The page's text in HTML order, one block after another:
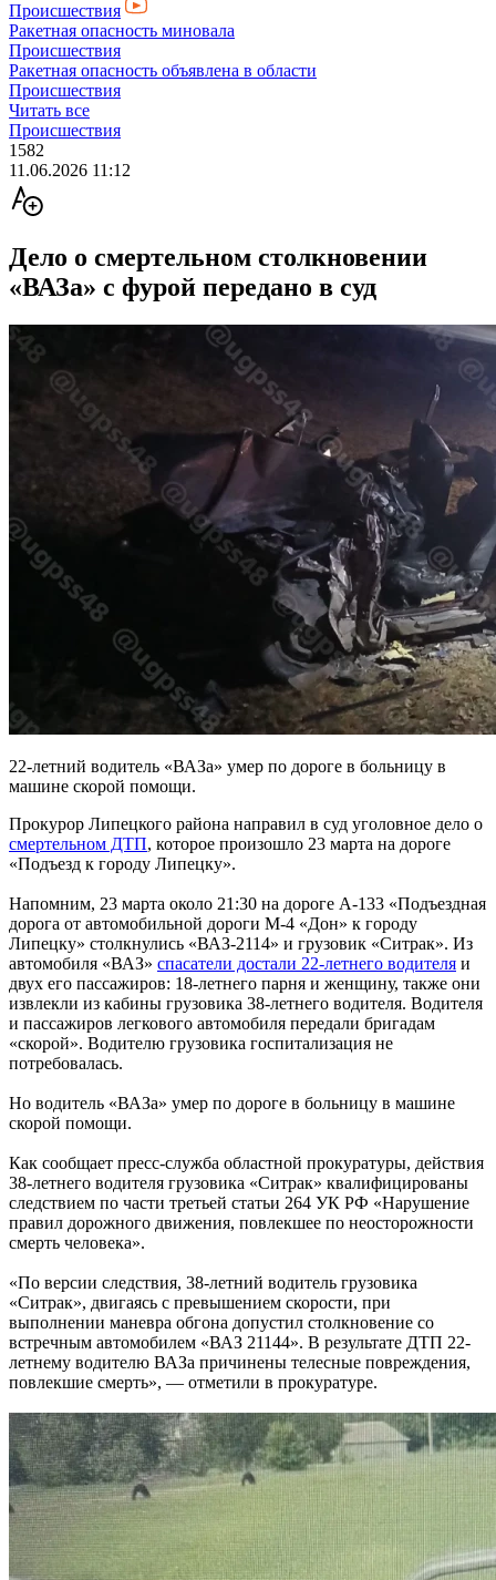
Происшествия
Ракетная опасность миновала
Происшествия
Ракетная опасность объявлена в области
Происшествия
Читать все
Происшествия
1582
11.06.2026 11:12
Дело о смертельном столкновении
«ВАЗа» с фурой передано в суд
22-летний водитель «ВАЗа» умер по дороге в больницу в
машине скорой помощи.
Прокурор Липецкого района направил в суд уголовное дело о
смертельном ДТП, которое произошло 23 марта на дороге
«Подъезд к городу Липецку».
Напомним, 23 марта около 21:30 на дороге А-133 «Подъездная
дорога от автомобильной дороги М-4 «Дон» к городу
Липецку» cтолкнулись «ВАЗ-2114» и грузовик «Ситрак». Из
автомобиля «ВАЗ» спасатели достали 22-летнего водителя и
двух его пассажиров: 18-летнего парня и женщину, также они
извлекли из кабины грузовика 38-летнего водителя. Водителя
и пассажиров легкового автомобиля передали бригадам
«скорой». Водителю грузовика госпитализация не
потребовалась.
Но водитель «ВАЗа» умер по дороге в больницу в машине
скорой помощи.
Как сообщает пресс-служба областной прокуратуры, действия
38-летнего водителя грузовика «Ситрак» квалифицированы
следствием по части третьей статьи 264 УК РФ «Нарушение
правил дорожного движения, повлекшее по неосторожности
смерть человека».
«По версии следствия, 38-летний водитель грузовика
«Ситрак», двигаясь с превышением скорости, при
выполнении маневра обгона допустил столкновение со
встречным автомобилем «ВАЗ 21144». В результате ДТП 22-
летнему водителю ВАЗа причинены телесные повреждения,
повлекшие смерть», — отметили в прокуратуре.